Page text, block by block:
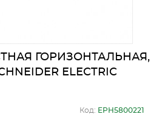
ГОРИЗОНТАЛЬНАЯ,
ELECTRIC
Код: EPH5800221